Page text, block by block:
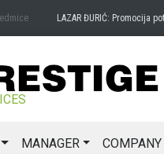
LAZAR ĐURIĆ: Promocija
MANAGER COMPANY